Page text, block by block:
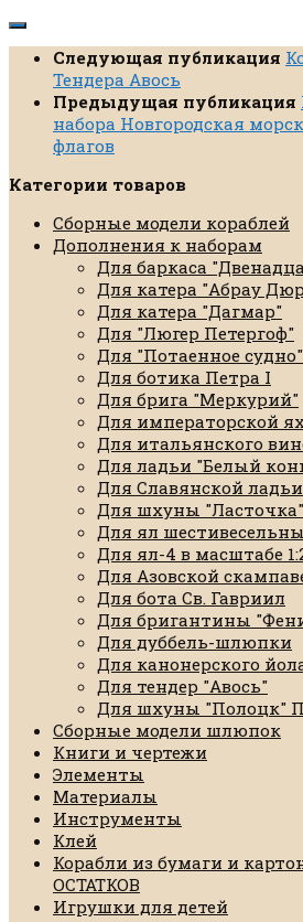
Следующая публикация
Тендера Авось
Предыдущая публикация
набора Новгородская
флагов
Категории товаров
Сборные модели кораблей
Дополнения к наборам
Для баркаса
Для катера "Абрау
Для катера "Дагмар"
Для "Люгер Петергоф"
Для "Потаенное судно"
Для ботика Петра I
Для брига "Меркурий"
Для императорской
Для итальянского
Для ладьи "Белый
Для Славянской ладьи
Для шхуны "Ласточка"
Для ял
Для ял-4 в масштабе
Для Азовской
Для бота Св. Гавриил
Для бригантины
Для дуббель-шлюпки
Для канонерского
Для тендер "Авось"
Для шхуны "Полоцк"
Сборные модели шлюпок
Книги и чертежи
Элементы
Материалы
Инструменты
Клей
Корабли из бумаги и
ОСТАТКОВ
Игрушки для детей